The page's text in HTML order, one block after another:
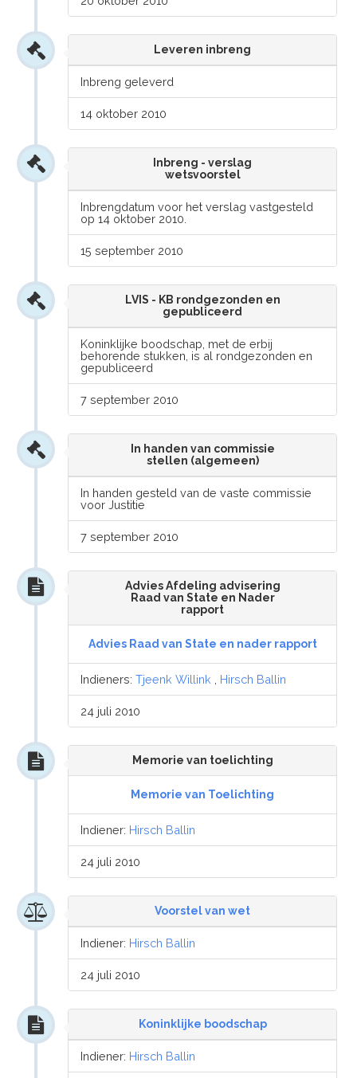
Leveren inbreng
Inbreng geleverd
14 oktober 2010
Inbreng - verslag
wetsvoorstel
Inbrengdatum voor het verslag vastgesteld
op 14 oktober 2010.
15 september 2010
LVIS - KB rondgezonden en
gepubliceerd
Koninklijke boodschap, met de erbij
behorende stukken, is al rondgezonden en
gepubliceerd
7 september 2010
In handen van commissie
stellen (algemeen)
In handen gesteld van de vaste commissie
voor Justitie
7 september 2010
Advies Afdeling advisering
Raad van State en Nader
rapport
Advies Raad van State en nader rapport
Indieners:Tjeenk Willink Hirsch Ballin
24 juli 2010
Memorie van toelichting
Memorie van Toelichting
Indiener: Hirsch Ballin
24 juli 2010
Voorstel van wet
Indiener: Hirsch Ballin
24 juli 2010
Koninklijke boodschap
Indiener: Hirsch Ballin